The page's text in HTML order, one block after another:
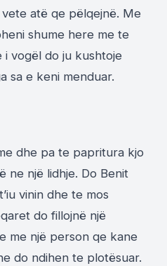
atë qe pëlqejnë. Me
shume here me te
i vogël do ju kushtoje
sa e keni menduar.
dhe pa te papritura kjo
ne një lidhje. Do Benit
vinin dhe te mos
do fillojnë një
me një person qe kane
do ndihen te plotësuar.